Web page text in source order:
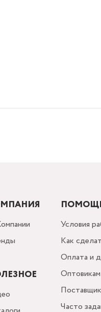
Условия
Как
Оплата и
Оптовикам
Часто